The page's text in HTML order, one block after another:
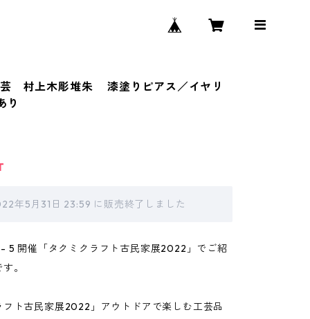
村上木彫堆朱 漆塗りピアス／イヤリ
り
年5月31日 23:59 に販売終了しました
開催「タクミクラフト古民家展2022」でご紹
。
フト古民家展2022」アウトドアで楽しむ工芸品